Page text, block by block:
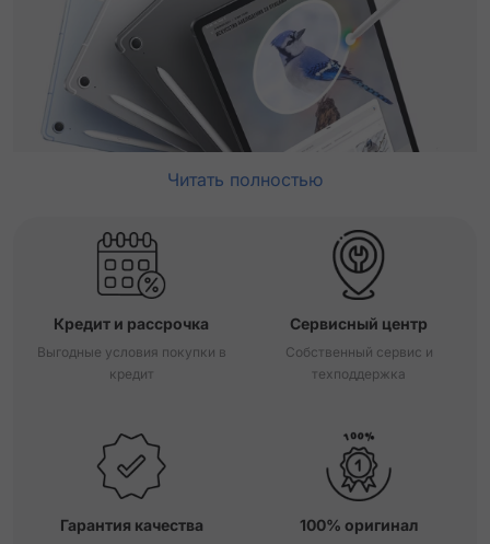
Читать полностью
Кредит и рассрочка
Выгодные условия покупки в
кредит
Сервисный центр
Собственный сервис и
техподдержка
Гарантия качества 100% оригинал